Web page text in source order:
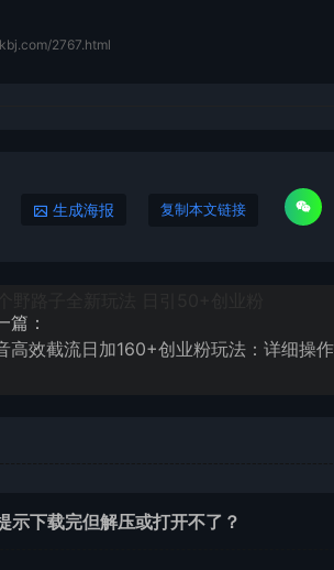
2767.html
生成海报 复制本文链接
篇：
高效截流日加160+创业粉玩法：详细操作
示下载完但解压或打开不了？